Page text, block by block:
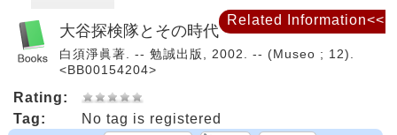
大谷探検隊とその時代
白須淨眞著. -- 勉誠出版, 2002. -- (Museo ; 12).
<BB00154204>
Rating:
Tag:
No tag is registered
Related Information<<